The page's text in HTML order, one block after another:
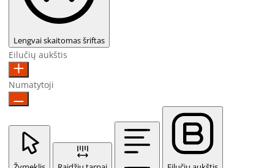
Lengvai skaitomas šriftas
Eilučių aukštis
Numatytoji